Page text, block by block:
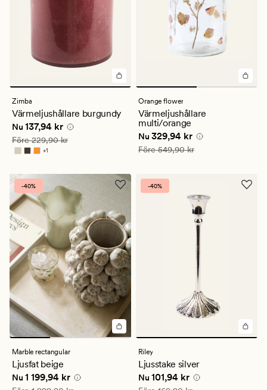
Zimba
Värmeljushållare burgundy
Nuvarande pris
Nu 137,94 kr
Ordinarie pris 229,90 kr
Före229,90 kr
+1Finns i fler färger
Orange flower
Värmeljushållare
multi/orange
Nuvarande pris
Nu 329,94 kr
Ordinarie pris 549,90 kr
Före549,90 kr
-40%
Marble rectangular
Ljusfat beige
Nuvarande pris
Nu 1 199,94 kr
-40%
Riley
Ljusstake silver
Nuvarande pris
Nu 101,94 kr